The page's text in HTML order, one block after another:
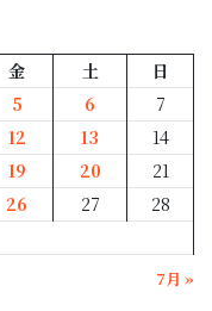
金 土
日
5 6
7
12 13
14
19 20
21
26 27
28
7月 »